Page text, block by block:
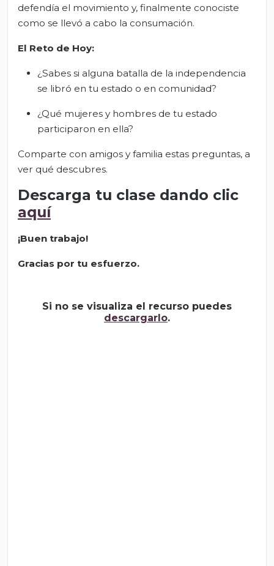
defendía el movimiento y, finalmente conociste
como se llevó a cabo la consumación.
El Reto de Hoy:
¿Sabes si alguna batalla de la independencia
se libró en tu estado o en comunidad?
¿Qué mujeres y hombres de tu estado
participaron en ella?
Comparte con amigos y familia estas preguntas, a
ver qué descubres.
Descarga tu clase dando clic
aquí
¡Buen trabajo!
Gracias por tu esfuerzo.
Si no se visualiza el recurso puedes
descargarlo.